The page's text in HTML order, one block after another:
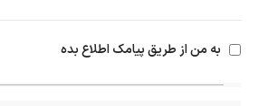
به من از طریق پیامک اطلاع بده